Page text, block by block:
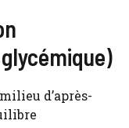
d’après-